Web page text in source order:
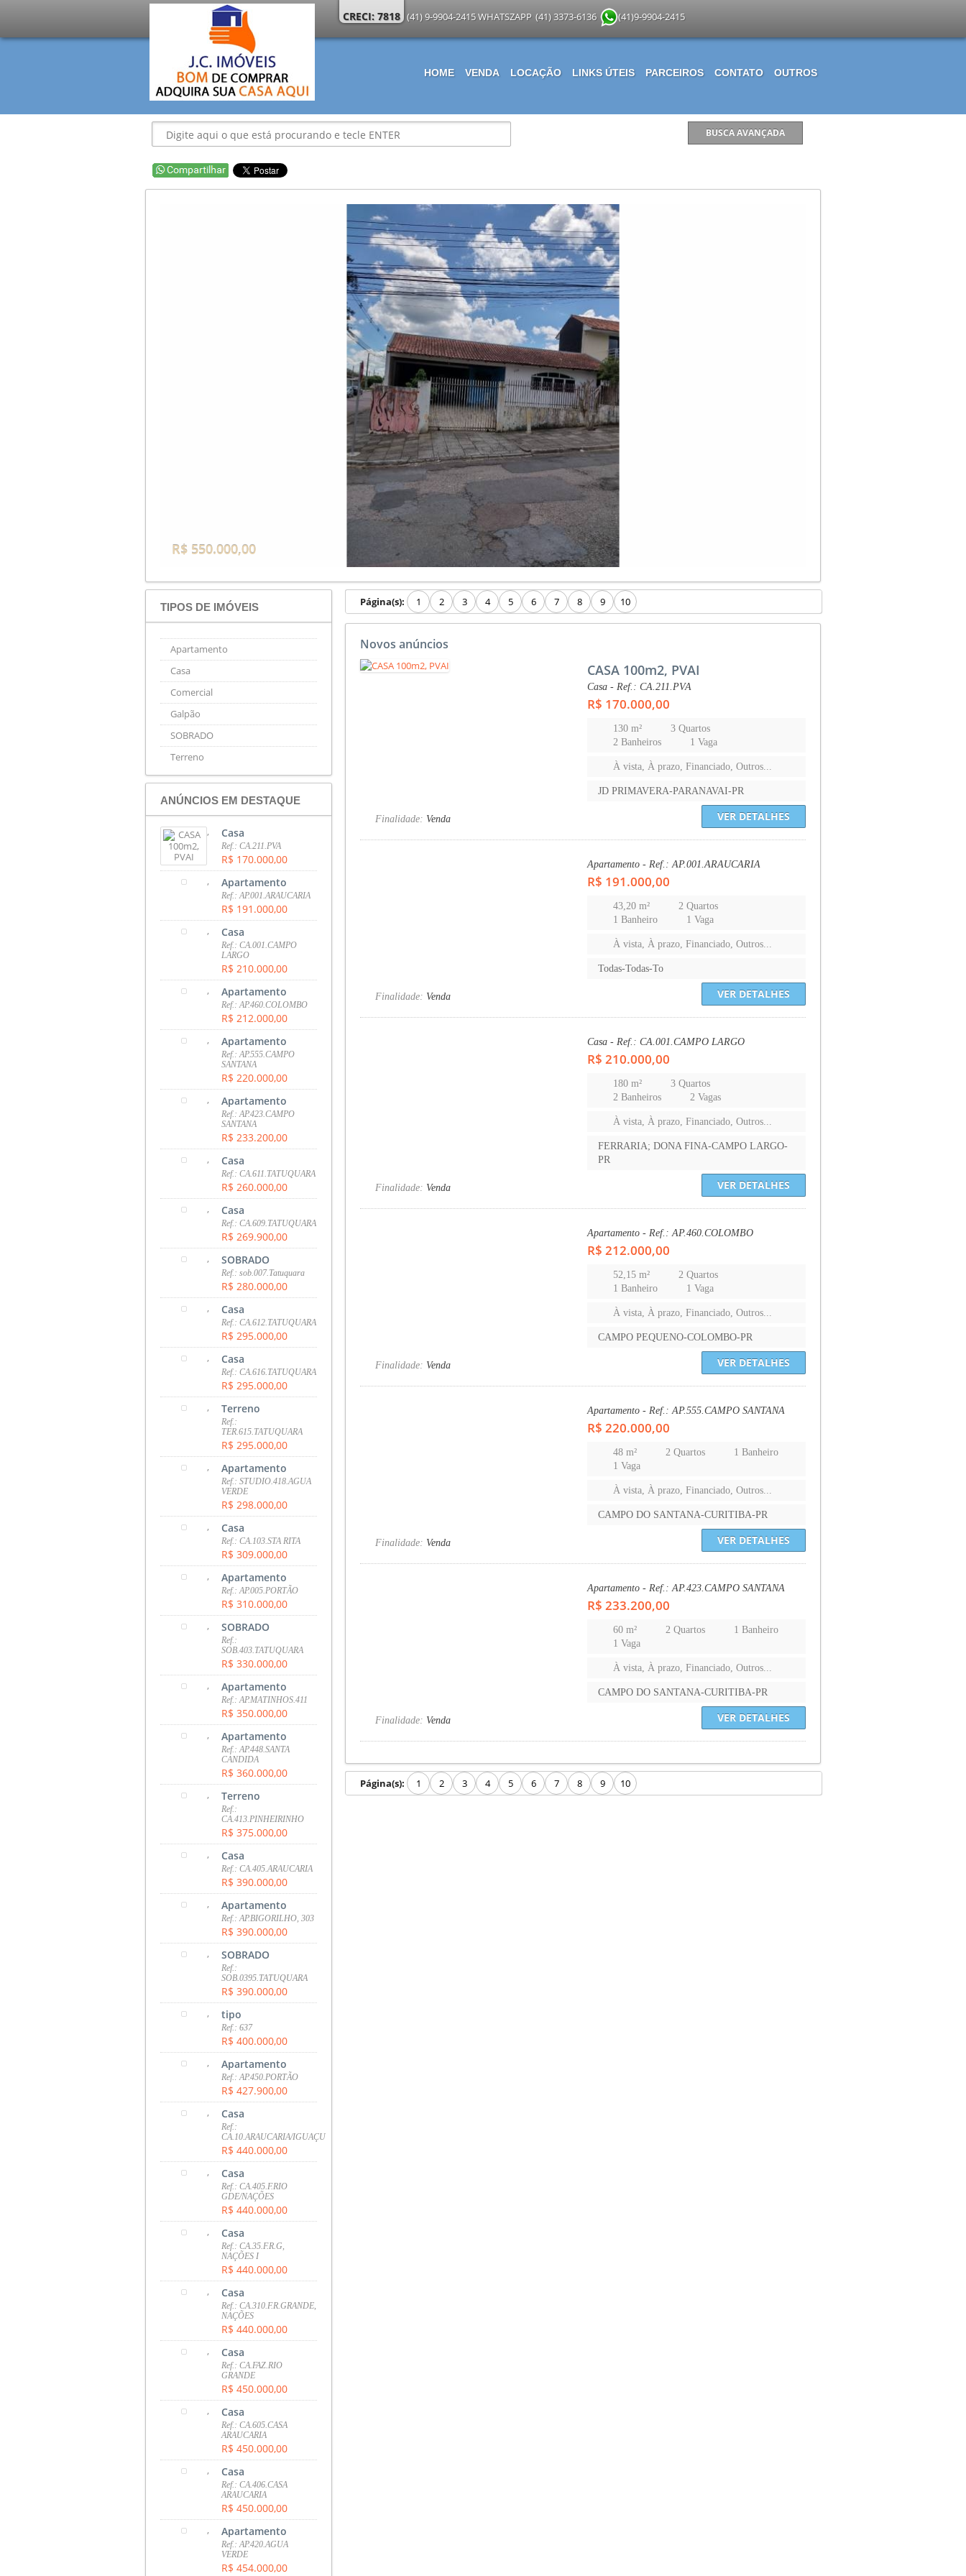
CRECI: 7818 (41) 9-9904-2415 WHATSZAPP (41) 3373-6136 (41)9-9904-2415
HOME VENDA LOCAÇÃO LINKS ÚTEIS PARCEIROS CONTATO OUTROS
R$ 550.000,00
Página(s): 1 2 3 4 5 6 7 8 9 10
Novos anúncios
CASA 100m2, PVAI
Casa - Ref.: CA.211.PVA
R$ 170.000,00
130 m²
3 Quartos
2 Banheiros
1 Vaga
À vista, À prazo, Financiado, Outros...
JD PRIMAVERA-PARANAVAI-PR
Finalidade: Venda VER DETALHES
Apartamento - Ref.: AP.001.ARAUCARIA
R$ 191.000,00
43,20 m²
2 Quartos
1 Banheiro
1 Vaga
À vista, À prazo, Financiado, Outros...
Todas-Todas-To
Finalidade: Venda VER DETALHES
Casa - Ref.: CA.001.CAMPO LARGO
R$ 210.000,00
180 m²
3 Quartos
2 Banheiros
2 Vagas
À vista, À prazo, Financiado, Outros...
FERRARIA; DONA FINA-CAMPO LARGO-
PR
Finalidade: Venda VER DETALHES
Apartamento - Ref.: AP.460.COLOMBO
R$ 212.000,00
52,15 m²
2 Quartos
1 Banheiro
1 Vaga
À vista, À prazo, Financiado, Outros...
CAMPO PEQUENO-COLOMBO-PR
Finalidade: Venda VER DETALHES
Apartamento - Ref.: AP.555.CAMPO SANTANA
R$ 220.000,00
48 m² 2 Quartos
1 Banheiro
1 Vaga
À vista, À prazo, Financiado, Outros...
CAMPO DO SANTANA-CURITIBA-PR
Finalidade: Venda VER DETALHES
Apartamento - Ref.: AP.423.CAMPO SANTANA
R$ 233.200,00
60 m² 2 Quartos
1 Banheiro
1 Vaga
À vista, À prazo, Financiado, Outros...
CAMPO DO SANTANA-CURITIBA-PR
Finalidade: Venda VER DETALHES
Página(s): 1 2 3 4 5 6 7 8 9 10
TIPOS DE IMÓVEIS
Apartamento
Casa
Comercial
Galpão
SOBRADO
Terreno
ANÚNCIOS EM DESTAQUE
, Casa
Ref.: CA.211.PVA
R$ 170.000,00
, Apartamento
Ref.: AP.001.ARAUCARIA
R$ 191.000,00
, Casa
Ref.: CA.001.CAMPO
LARGO
R$ 210.000,00
, Apartamento
Ref.: AP.460.COLOMBO
R$ 212.000,00
, Apartamento
Ref.: AP.555.CAMPO
SANTANA
R$ 220.000,00
, Apartamento
Ref.: AP.423.CAMPO
SANTANA
R$ 233.200,00
, Casa
Ref.: CA.611.TATUQUARA
R$ 260.000,00
, Casa
Ref.: CA.609.TATUQUARA
R$ 269.900,00
, SOBRADO
Ref.: sob.007.Tatuquara
R$ 280.000,00
, Casa
Ref.: CA.612.TATUQUARA
R$ 295.000,00
, Casa
Ref.: CA.616.TATUQUARA
R$ 295.000,00
, Terreno
Ref.:
TER.615.TATUQUARA
R$ 295.000,00
, Apartamento
Ref.: STUDIO.418.AGUA
VERDE
R$ 298.000,00
, Casa
Ref.: CA.103.STA RITA
R$ 309.000,00
, Apartamento
Ref.: AP.005.PORTÃO
R$ 310.000,00
, SOBRADO
Ref.:
SOB.403.TATUQUARA
R$ 330.000,00
, Apartamento
Ref.: AP.MATINHOS.411
R$ 350.000,00
, Apartamento
Ref.: AP.448.SANTA
CANDIDA
R$ 360.000,00
, Terreno
Ref.:
CA.413.PINHEIRINHO
R$ 375.000,00
, Casa
Ref.: CA.405.ARAUCARIA
R$ 390.000,00
, Apartamento
Ref.: AP.BIGORILHO, 303
R$ 390.000,00
, SOBRADO
Ref.:
SOB.0395.TATUQUARA
R$ 390.000,00
, tipo
Ref.: 637
R$ 400.000,00
, Apartamento
Ref.: AP.450.PORTÃO
R$ 427.900,00
, Casa
Ref.:
CA.10.ARAUCARIA/IGUAÇU
R$ 440.000,00
, Casa
Ref.: CA.405.F.RIO
GDE/NAÇÕES
R$ 440.000,00
, Casa
Ref.: CA.35.F.R.G,
NAÇÕES I
R$ 440.000,00
, Casa
Ref.: CA.310.F.R.GRANDE,
NAÇÕES
R$ 440.000,00
, Casa
Ref.: CA.FAZ.RIO
GRANDE
R$ 450.000,00
, Casa
Ref.: CA.605.CASA
ARAUCARIA
R$ 450.000,00
, Casa
Ref.: CA.406.CASA
ARAUCARIA
R$ 450.000,00
, Apartamento
Ref.: AP.420.AGUA
VERDE
R$ 454.000,00